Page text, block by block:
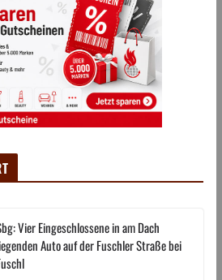
Vier Eingeschlossene in am Dach
Auto auf der Fuschler Straße bei